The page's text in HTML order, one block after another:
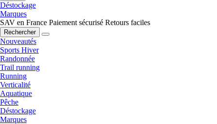
Déstockage
Marques
SAV en France Paiement sécurisé Retours faciles
Rechercher
Nouveautés
Sports Hiver
Randonnée
Trail running
Running
Verticalité
Aquatique
Pêche
Déstockage
Marques